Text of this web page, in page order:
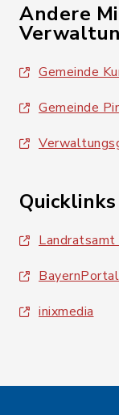
Andere
Gemeinde
Gemeinde
Quicklinks
Landratsamt
BayernPortal
inixmedia